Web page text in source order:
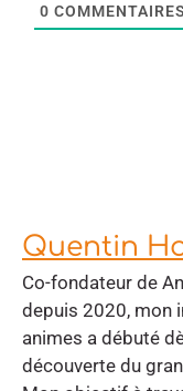
0 COMMENTAIRES
Quentin
Co-fondateur de
depuis 2020, mon
animes a débuté
découverte du